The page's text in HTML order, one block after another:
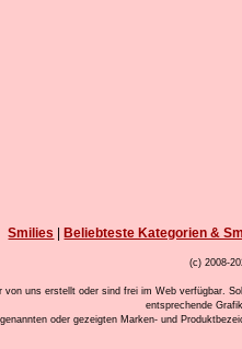
Smilies Beliebteste Kategorien &
(c) 2008-
von uns erstellt oder sind frei im Web verfügbar.
entsprechende
oder gezeigten Marken- und